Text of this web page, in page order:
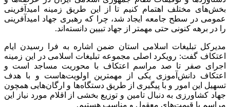
بخش‌های مختلف اهتمام کنیم تا از این طریق زمینه امیدآفرینی
عمومی در سطح جامعه ایجاد شد، چرا که رهبری جهاد امیدآفرینی
را در برهه کنونی حتی مهمتر از جهاد تبیین دانسته‌اند.
مدیرکل تبلیغات اسلامی استان ضمن اشاره به فرا رسیدن ایام
اعتکاف گفت: رویکرد اصلی مجموعه تبلیغات اسلامی در این زمینه
اجرای صفر تا صد مراسم اعتکاف با محوریت مساجد است و
اعتکاف دانش‌آموزی یکی از مهمترین اولویت‌هاست و با هدف
تسهیل این امور و با پیگیری از طریق دستگاه‌ها و ارگان‌هایی همچون
جهاد کشاورزی به دنبال تامین و توزیع بخشی از اقلام مورد نیاز این
مراسم با قیمت‌های معقول و مناسب هستیم.